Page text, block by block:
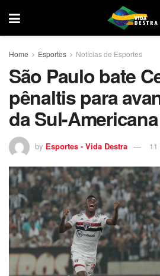
Home Esportes Notícias de Esportes
São Paulo bate
pênaltis para
da Sul-Americana
by Esportes - Vida Destra